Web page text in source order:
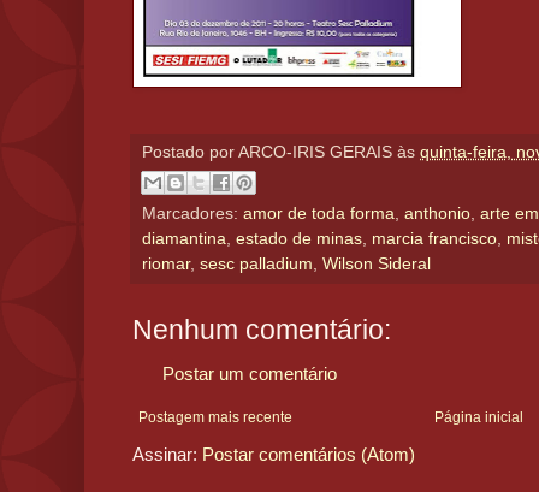
Postado por ARCO-IRIS GERAIS às quinta-feira,
Marcadores: amor de toda forma, anthonio, arte
diamantina, estado de minas, marcia francisco,
riomar, sesc palladium, Wilson Sideral
Nenhum comentário:
Postar um comentário
Postagem mais recente Página inicial
Assinar: Postar comentários (Atom)